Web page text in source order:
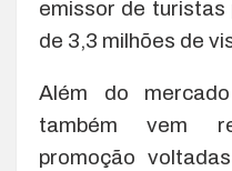
emissor de turistas
de 3,3 milhões de
Além do
também vem
promoção